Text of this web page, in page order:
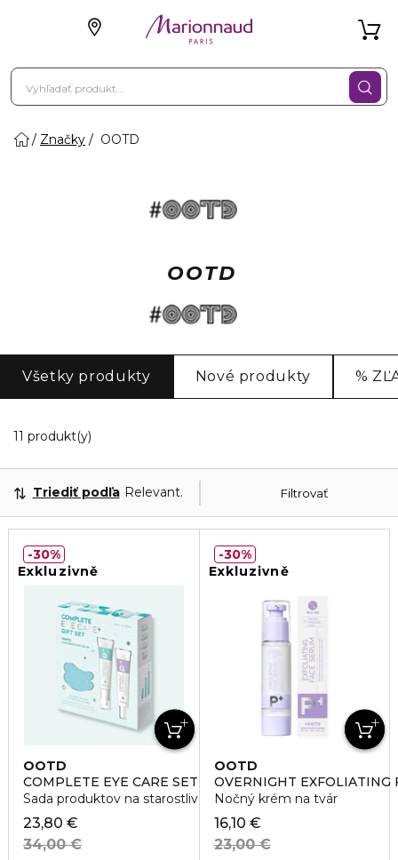
Značky OOTD
OOTD
Všetky produkty Nové produkty %
11 produkt(y)
Filtrovať
Triediť podľa Relevantnosť
Exkluzivně
OOTD
COMPLETE EYE CARE SET
Sada produktov na starostlivosť o oči
23,80 €
34,00 €
30%
Exkluzivně
OOTD
OVERNIGHT EXFOLIATING
Nočný krém na tvár
16,10 €
23,00 €
30%